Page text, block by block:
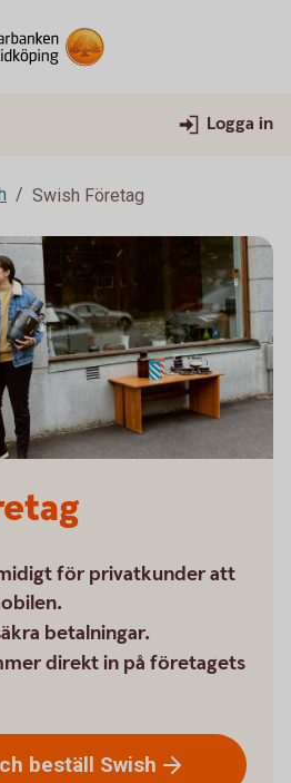
Logga in
Swish Företag
för privatkunder att
betalningar.
direkt in på företagets
beställ Swish